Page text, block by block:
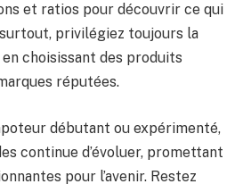
et ratios pour découvrir ce qui
privilégiez toujours la
choisissant des produits
réputées.
débutant ou expérimenté,
continue d’évoluer, promettant
pour l’avenir. Restez